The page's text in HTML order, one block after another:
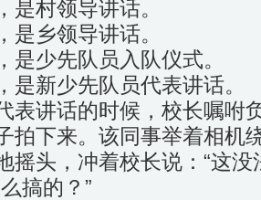
是村领导讲话。
是乡领导讲话。
是少先队员入队仪式。
是新少先队员代表讲话。
表讲话的时候，校长嘱咐
拍下来。该同事举着相机
摇头，冲着校长说：“这
搞的？”